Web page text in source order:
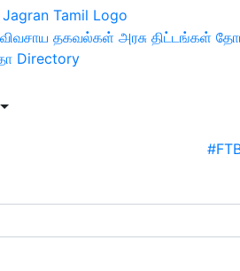
விவசாய தகவல்கள் அரசு திட்டங்கள்
Directory